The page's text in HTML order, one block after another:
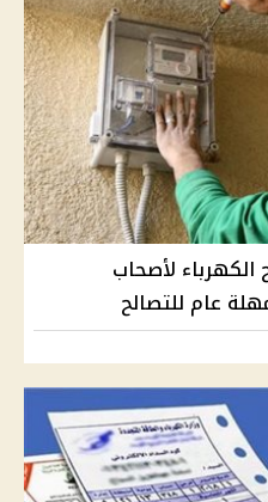
الكهرباء لأصحاب
عام للتصالح